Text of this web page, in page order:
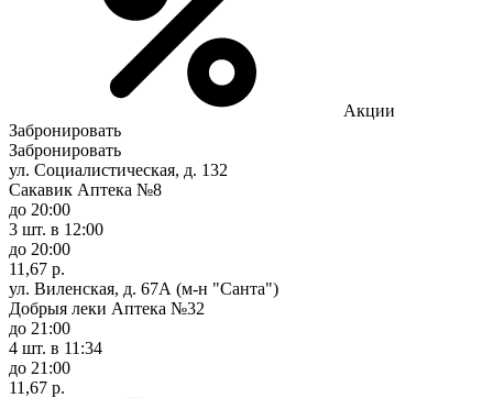
Акции
Забронировать
Забронировать
ул. Социалистическая, д. 132
Сакавик Аптека №8
до 20:00
3 шт. в 12:00
до 20:00
11,67 р.
ул. Виленская, д. 67А (м-н "Санта")
Добрыя леки Аптека №32
до 21:00
4 шт. в 11:34
до 21:00
11,67 р.